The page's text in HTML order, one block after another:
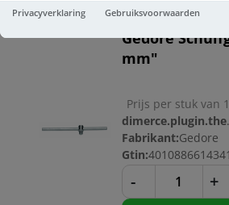
Privacyverklaring Gebruiksvoorwaarden
Gedore
mm"
Prijs per stuk van
Fabrikant:Gedore
Gtin:4010886614341
- +